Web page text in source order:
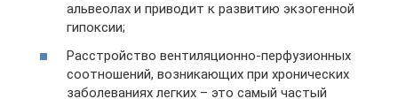
альвеолах и приводит к развитию экзогенной
гипоксии;
Расстройство вентиляционно-перфузионных
соотношений, возникающих при хронических
заболеваниях легких – это самый частый